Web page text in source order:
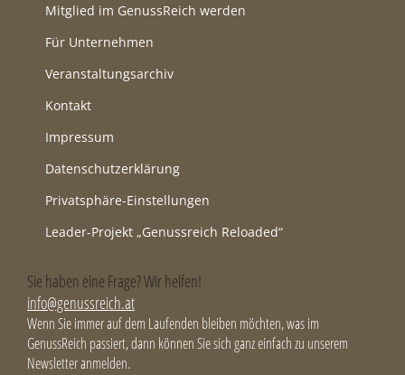
Mitglied im GenussReich werden
Für Unternehmen
Veranstaltungsarchiv
Kontakt
Impressum
Datenschutzerklärung
Privatsphäre-Einstellungen
Leader-Projekt „Genussreich Reloaded“
Sie haben eine Frage? Wir helfen!
info@genussreich.at
Wenn Sie immer auf dem Laufenden bleiben möchten, was im
GenussReich passiert, dann können Sie sich ganz einfach zu unserem
Newsletter anmelden.